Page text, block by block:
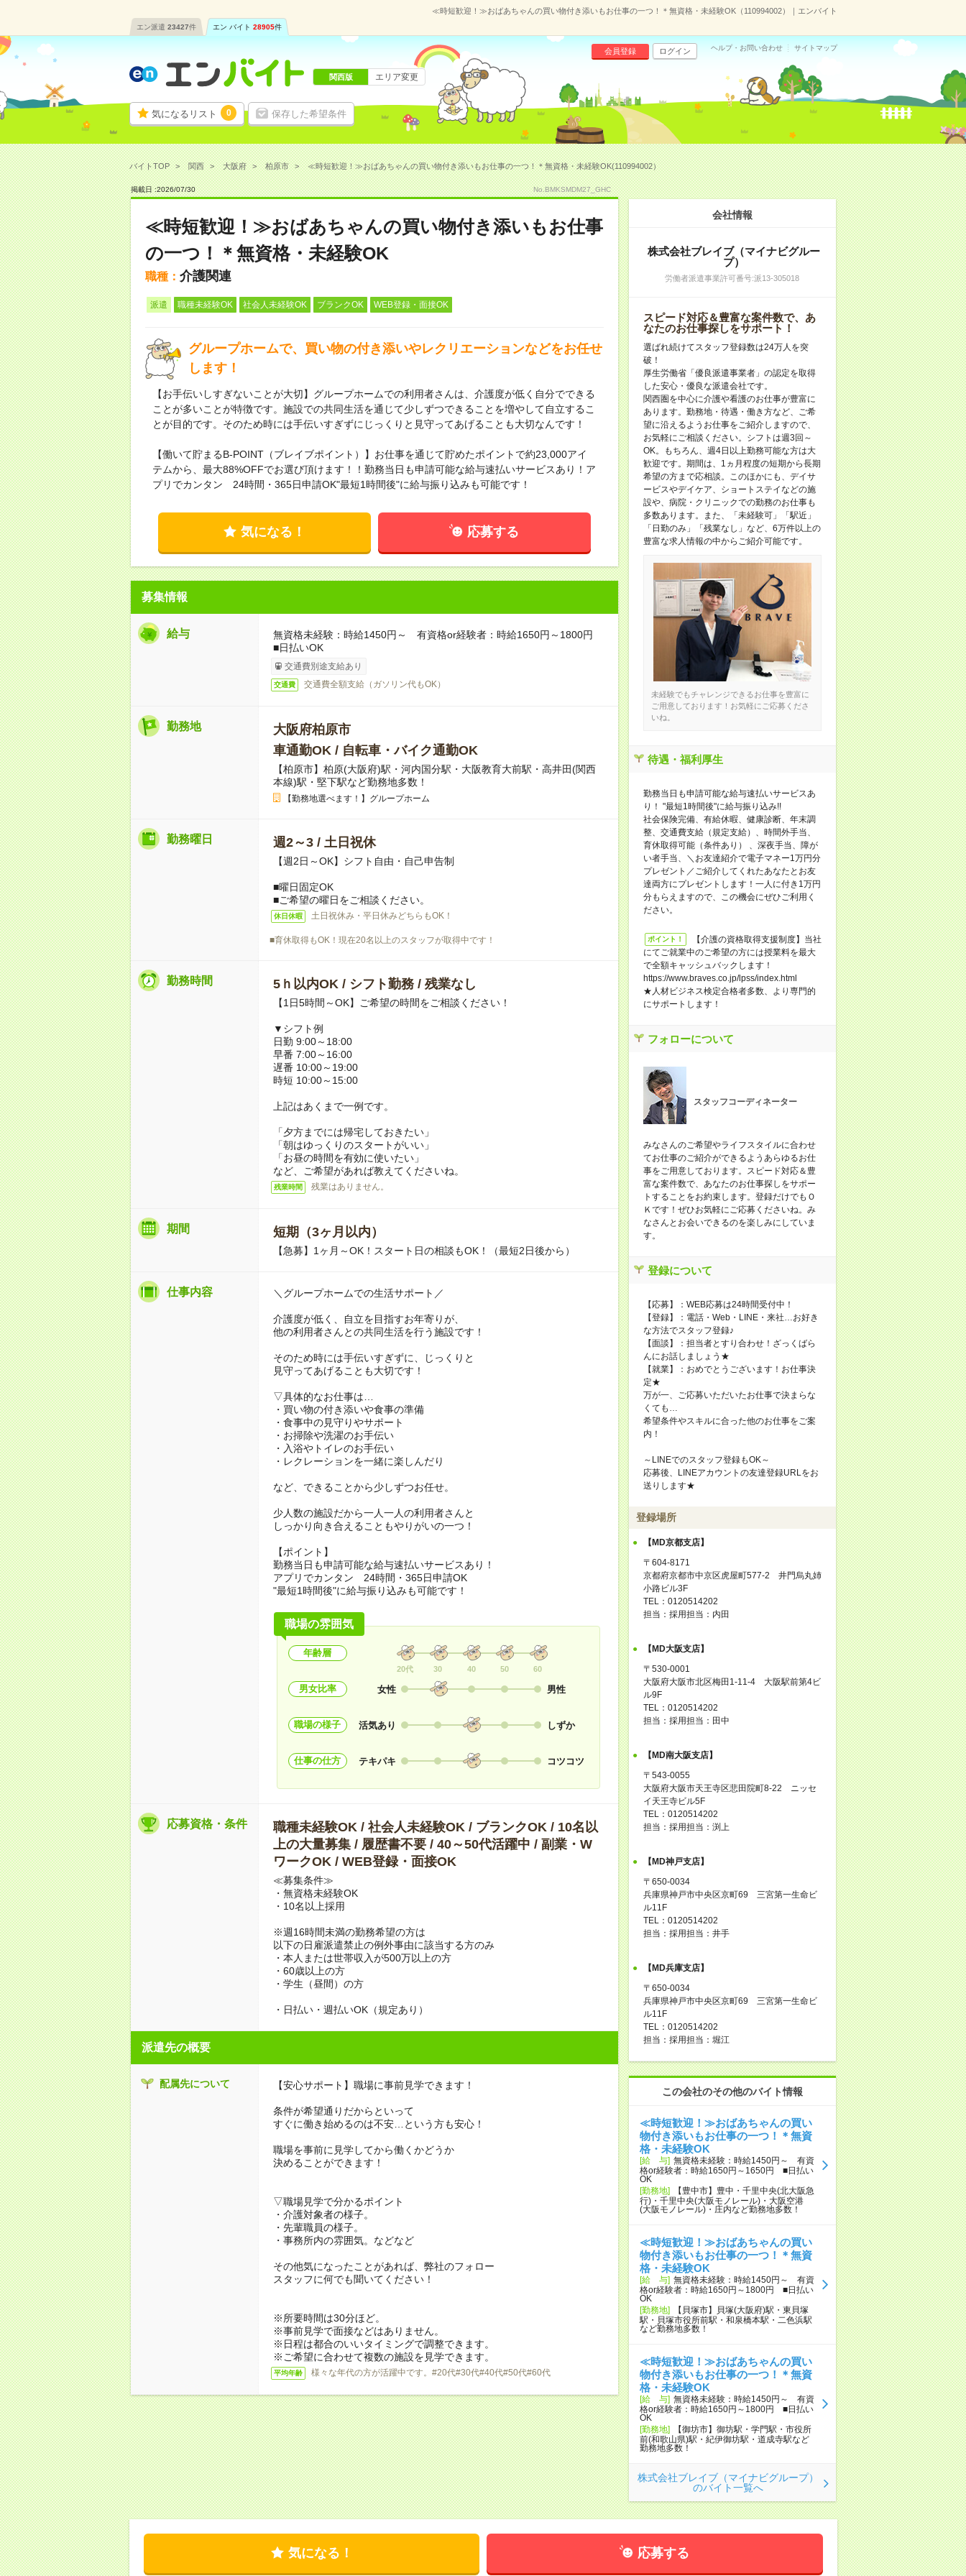
≪時短歓迎！≫おばあちゃんの買い物付き添いもお仕事の一つ！＊無資格・未経験OK（110994002）｜エンバイト
エン派遣 23427件 エン バイト 28905件
気になるリスト 0 保存した希望条件
会員登録 ログイン ヘルプ・お問い合わせ サイトマップ
関西版 エリア変更
バイトTOP 関西 大阪府 柏原市 ≪時短歓迎！≫おばあちゃんの買い物付き添いもお仕事の一つ！＊無資格・未経験OK(110994002）
掲載日 :2026/07/30 No.BMKSMDM27_GHC
≪時短歓迎！≫おばあちゃんの買い物付き添いもお仕事
の一つ！＊無資格・未経験OK
職種： 介護関連
派遣 職種未経験OK 社会人未経験OK ブランクOK WEB登録・面接OK
グループホームで、買い物の付き添いやレクリエーションなどをお任せ
します！
【お手伝いしすぎないことが大切】グループホームでの利用者さんは、介護度が低く自分でできる
ことが多いことが特徴です。施設での共同生活を通じて少しずつできることを増やして自立するこ
とが目的です。そのため時には手伝いすぎずにじっくりと見守ってあげることも大切なんです！
【働いて貯まるB-POINT（ブレイブポイント）】お仕事を通じて貯めたポイントで約23,000アイ
テムから、最大88%OFFでお選び頂けます！！勤務当日も申請可能な給与速払いサービスあり！ア
プリでカンタン 24時間・365日申請OK"最短1時間後"に給与振り込みも可能です！
気になる！ 応募する
募集情報
給与
無資格未経験：時給1450円～ 有資格or経験者：時給1650円～1800円
■日払いOK
交通費別途支給あり
交通費 交通費全額支給（ガソリン代もOK）
勤務地
大阪府柏原市
車通勤OK / 自転車・バイク通勤OK
【柏原市】柏原(大阪府)駅・河内国分駅・大阪教育大前駅・高井田(関西
本線)駅・堅下駅など勤務地多数！
【勤務地選べます！】グループホーム
勤務曜日 週2～3 / 土日祝休
【週2日～OK】シフト自由・自己申告制
■曜日固定OK
■ご希望の曜日をご相談ください。
休日休暇 土日祝休み・平日休みどちらもOK！
■育休取得もOK！現在20名以上のスタッフが取得中です！
勤務時間 5ｈ以内OK / シフト勤務 / 残業なし
【1日5時間～OK】ご希望の時間をご相談ください！
▼シフト例
日勤 9:00～18:00
早番 7:00～16:00
遅番 10:00～19:00
時短 10:00～15:00
上記はあくまで一例です。
「夕方までには帰宅しておきたい」
「朝はゆっくりのスタートがいい」
「お昼の時間を有効に使いたい」
など、ご希望があれば教えてくださいね。
残業時間 残業はありません。
期間 短期（3ヶ月以内）
【急募】1ヶ月～OK！スタート日の相談もOK！（最短2日後から）
仕事内容 ＼グループホームでの生活サポート／
介護度が低く、自立を目指すお年寄りが、
他の利用者さんとの共同生活を行う施設です！
そのため時には手伝いすぎずに、じっくりと
見守ってあげることも大切です！
▽具体的なお仕事は…
・買い物の付き添いや食事の準備
・食事中の見守りやサポート
・お掃除や洗濯のお手伝い
・入浴やトイレのお手伝い
・レクレーションを一緒に楽しんだり
など、できることから少しずつお任せ。
少人数の施設だから一人一人の利用者さんと
しっかり向き合えることもやりがいの一つ！
【ポイント】
勤務当日も申請可能な給与速払いサービスあり！
アプリでカンタン 24時間・365日申請OK
"最短1時間後"に給与振り込みも可能です！
職場の雰囲気
年齢層
20代 30 40 50 60
男女比率 女性 男性
職場の様子 活気あり しずか
仕事の仕方 テキパキ コツコツ
応募資格・条件
職種未経験OK / 社会人未経験OK / ブランクOK / 10名以
上の大量募集 / 履歴書不要 / 40～50代活躍中 / 副業・W
ワークOK / WEB登録・面接OK
≪募集条件≫
・無資格未経験OK
・10名以上採用
※週16時間未満の勤務希望の方は
以下の日雇派遣禁止の例外事由に該当する方のみ
・本人または世帯収入が500万以上の方
・60歳以上の方
・学生（昼間）の方
・日払い・週払いOK（規定あり）
派遣先の概要
配属先について 【安心サポート】職場に事前見学できます！
条件が希望通りだからといって
すぐに働き始めるのは不安…という方も安心！
職場を事前に見学してから働くかどうか
決めることができます！
▽職場見学で分かるポイント
・介護対象者の様子。
・先輩職員の様子。
・事務所内の雰囲気。などなど
その他気になったことがあれば、弊社のフォロー
スタッフに何でも聞いてください！
※所要時間は30分ほど。
※事前見学で面接などはありません。
※日程は都合のいいタイミングで調整できます。
※ご希望に合わせて複数の施設を見学できます。
平均年齢 様々な年代の方が活躍中です。#20代#30代#40代#50代#60代
会社情報
株式会社ブレイブ（マイナビグルー
プ）
労働者派遣事業許可番号:派13-305018
スピード対応＆豊富な案件数で、あ
なたのお仕事探しをサポート！
選ばれ続けてスタッフ登録数は24万人を突
破！
厚生労働省「優良派遣事業者」の認定を取得
した安心・優良な派遣会社です。
関西圏を中心に介護や看護のお仕事が豊富に
あります。勤務地・待遇・働き方など、ご希
望に沿えるようお仕事をご紹介しますので、
お気軽にご相談ください。シフトは週3回～
OK。もちろん、週4日以上勤務可能な方は大
歓迎です。期間は、1ヵ月程度の短期から長期
希望の方まで応相談。このほかにも、デイサ
ービスやデイケア、ショートステイなどの施
設や、病院・クリニックでの勤務のお仕事も
多数あります。また、「未経験可」「駅近」
「日勤のみ」「残業なし」など、6万件以上の
豊富な求人情報の中からご紹介可能です。
未経験でもチャレンジできるお仕事を豊富に
ご用意しております！お気軽にご応募くださ
いね。
待遇・福利厚生
勤務当日も申請可能な給与速払いサービスあ
り！ "最短1時間後"に給与振り込み!!
社会保険完備、有給休暇、健康診断、年末調
整、交通費支給（規定支給）、時間外手当、
育休取得可能（条件あり） 、深夜手当、障が
い者手当、＼お友達紹介で電子マネー1万円分
プレゼント／ご紹介してくれたあなたとお友
達両方にプレゼントします！一人に付き1万円
分もらえますので、この機会にぜひご利用く
ださい。
ポイント！
【介護の資格取得支援制度】当社
にてご就業中のご希望の方には授業料を最大
で全額キャッシュバックします！
https://www.braves.co.jp/lpss/index.html
★人材ビジネス検定合格者多数、より専門的
にサポートします！
フォローについて
スタッフコーディネーター
みなさんのご希望やライフスタイルに合わせ
てお仕事のご紹介ができるようあらゆるお仕
事をご用意しております。スピード対応＆豊
富な案件数で、あなたのお仕事探しをサポー
トすることをお約束します。登録だけでもＯ
Ｋです！ぜひお気軽にご応募くださいね。み
なさんとお会いできるのを楽しみにしていま
す。
登録について
【応募】：WEB応募は24時間受付中！
【登録】：電話・Web・LINE・来社…お好き
な方法でスタッフ登録♪
【面談】：担当者とすり合わせ！ざっくばら
んにお話しましょう★
【就業】：おめでとうございます！お仕事決
定★
万が一、ご応募いただいたお仕事で決まらな
くても…
希望条件やスキルに合った他のお仕事をご案
内！
～LINEでのスタッフ登録もOK～
応募後、LINEアカウントの友達登録URLをお
送りします★
登録場所
【MD京都支店】
〒604-8171
京都府京都市中京区虎屋町577-2 井門烏丸姉
小路ビル3F
TEL：0120514202
担当：採用担当：内田
【MD大阪支店】
〒530-0001
大阪府大阪市北区梅田1-11-4 大阪駅前第4ビ
ル9F
TEL：0120514202
担当：採用担当：田中
【MD南大阪支店】
〒543-0055
大阪府大阪市天王寺区悲田院町8-22 ニッセ
イ天王寺ビル5F
TEL：0120514202
担当：採用担当：渕上
【MD神戸支店】
〒650-0034
兵庫県神戸市中央区京町69 三宮第一生命ビ
ル11F
TEL：0120514202
担当：採用担当：井手
【MD兵庫支店】
〒650-0034
兵庫県神戸市中央区京町69 三宮第一生命ビ
ル11F
TEL：0120514202
担当：採用担当：堀江
この会社のその他のバイト情報
≪時短歓迎！≫おばあちゃんの買い
物付き添いもお仕事の一つ！＊無資
格・未経験OK
[給 与] 無資格未経験：時給1450円～ 有資
格or経験者：時給1650円～1650円 ■日払い
OK
[勤務地]
【豊中市】豊中・千里中央(北大阪急
行)・千里中央(大阪モノレール)・大阪空港
(大阪モノレール)・庄内など勤務地多数！
≪時短歓迎！≫おばあちゃんの買い
物付き添いもお仕事の一つ！＊無資
格・未経験OK
[給 与] 無資格未経験：時給1450円～ 有資
格or経験者：時給1650円～1800円 ■日払い
OK
[勤務地]
【貝塚市】貝塚(大阪府)駅・東貝塚
駅・貝塚市役所前駅・和泉橋本駅・二色浜駅
など勤務地多数！
≪時短歓迎！≫おばあちゃんの買い
物付き添いもお仕事の一つ！＊無資
格・未経験OK
[給 与] 無資格未経験：時給1450円～ 有資
格or経験者：時給1650円～1800円 ■日払い
OK
[勤務地]
【御坊市】御坊駅・学門駅・市役所
前(和歌山県)駅・紀伊御坊駅・道成寺駅など
勤務地多数！
株式会社ブレイブ（マイナビグループ）
のバイト一覧へ
気になる！ 応募する